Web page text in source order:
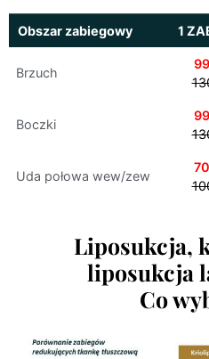
Obszar zabiegowy 1
Brzuch
Boczki
Uda połowa wew/zew
Liposukcja,
liposukcja
Co